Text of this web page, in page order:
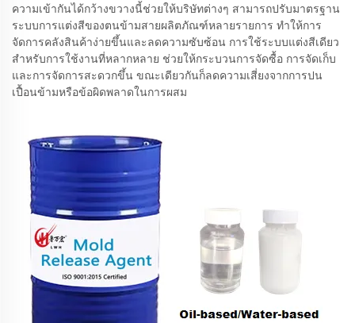
ความเข้ากันได้กว้างขวางนี้ช่วยให้บริษัทต่างๆ สามารถปรับมาตรฐาน
ระบบการแต่งสีของตนข้ามสายผลิตภัณฑ์หลายรายการ ทำให้การ
จัดการคลังสินค้าง่ายขึ้นและลดความซับซ้อน การใช้ระบบแต่งสีเดียว
สำหรับการใช้งานที่หลากหลาย ช่วยให้กระบวนการจัดซื้อ การจัดเก็บ
และการจัดการสะดวกขึ้น ขณะเดียวกันก็ลดความเสี่ยงจากการปน
เปื้อนข้ามหรือข้อผิดพลาดในการผสม